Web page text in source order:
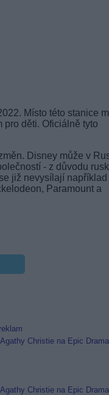
Místo této stanice
pro děti. Oficiálně tyto
Disney může v
- z důvodu
již nevysílají například
Paramount a
Christie na Epic Drama
Christie na Epic Drama